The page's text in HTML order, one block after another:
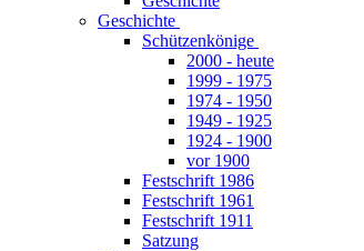
Geschichte
Schützenkönige
2000 - heute
1999 - 1975
1974 - 1950
1949 - 1925
1924 - 1900
vor 1900
Festschrift 1986
Festschrift 1961
Festschrift 1911
Satzung